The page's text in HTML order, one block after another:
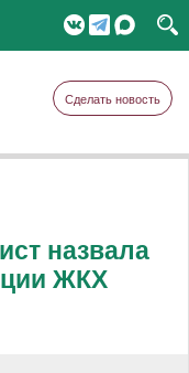
Сделать новость
назвала
ЖКХ